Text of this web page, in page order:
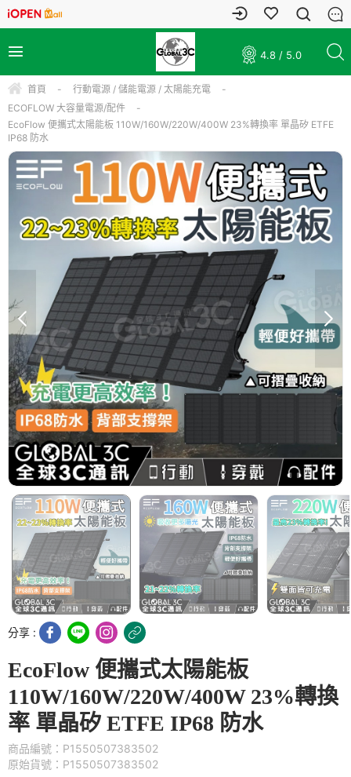
4.8 / 5.0
首頁 - 行動電源 / 儲能電源 / 太陽能充電
-
ECOFLOW 大容量電源/配件
-
EcoFlow 便攜式太陽能板 110W/160W/220W/400W 23%轉換率 單晶矽 ETFE
IP68 防水
分享 :
EcoFlow 便攜式太陽能板
110W/160W/220W/400W 23%轉換
率 單晶矽 ETFE IP68 防水
商品編號：P1550507383502
原始貨號：P1550507383502